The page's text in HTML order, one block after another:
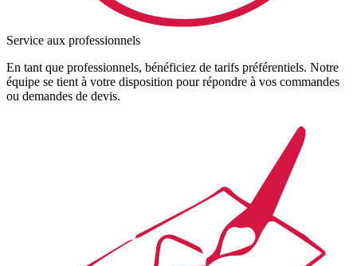
Service aux professionnels
En tant que professionnels, bénéficiez de tarifs préférentiels. Notre
équipe se tient à votre disposition pour répondre à vos commandes
ou demandes de devis.